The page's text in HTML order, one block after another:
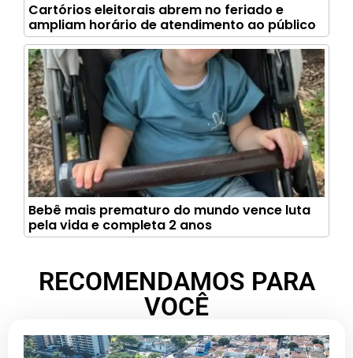
Cartórios eleitorais abrem no feriado e
ampliam horário de atendimento ao público
Bebê mais prematuro do mundo vence luta
pela vida e completa 2 anos
RECOMENDAMOS PARA
VOCÊ